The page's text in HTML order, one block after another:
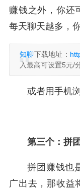
赚钱之外，你还
每天聊天越多，
知聊下载地址：
入最高可设置5元/
或者用手机
第三个：拼
拼团赚钱也
广出去，那收益